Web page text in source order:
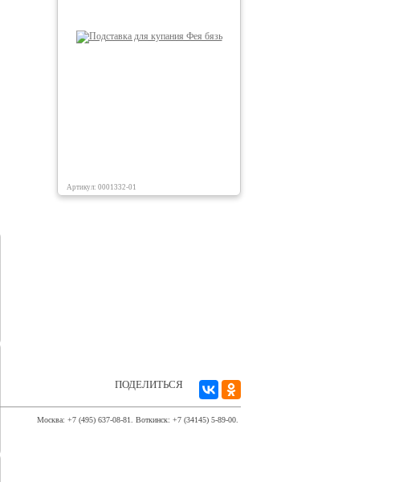
Артикул: 0001332-01
ПОДЕЛИТЬСЯ
Москва: +7 (495) 637-08-81. Воткинск: +7 (34145) 5-89-00.